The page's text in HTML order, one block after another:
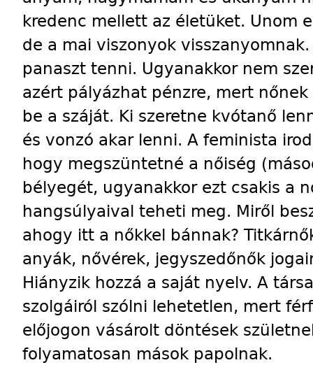
kredenc mellett az életüket. Unom
de a mai viszonyok
panaszt tenni. Ugyanakkor nem
azért pályázhat pénzre, mert
be a száját. Ki szeretne kvótanő
és vonzó akar lenni. A feminista
hogy megszüntetné a nőiség
bélyegét, ugyanakkor ezt csakis a
hangsúlyaival teheti meg. Miről
ahogy itt a nőkkel bánnak?
anyák, nővérek, jegyszedőnők
Hiányzik hozzá a saját nyelv. A
szolgáiról szólni lehetetlen, mert
előjogon vásárolt döntések
folyamatosan mások papolnak.